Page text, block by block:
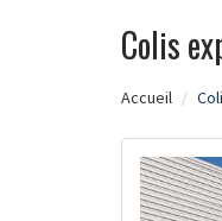
Colis
Accueil